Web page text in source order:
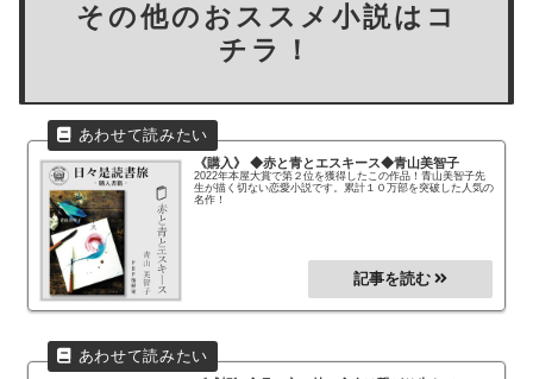
その他のおススメ小説はコ
チラ！
《購入》 ◆赤と青とエスキース◆青山美智子
2022年本屋大賞で第２位を獲得したこの作品！青山美智子先
生が描く切ない恋愛小説です。累計１０万部を突破した人気の
名作！